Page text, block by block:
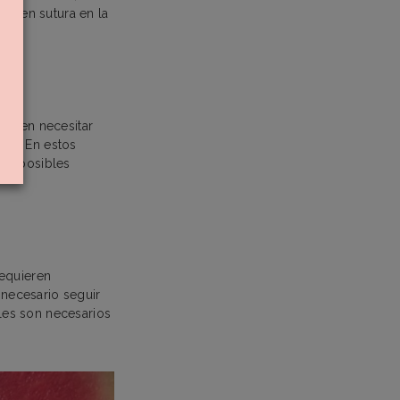
sutura en la
necesitar
En estos
posibles
seguir
son necesarios